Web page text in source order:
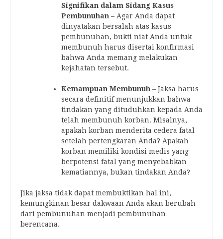
Signifikan dalam Sidang Kasus
Pembunuhan – Agar Anda dapat
dinyatakan bersalah atas kasus
pembunuhan, bukti niat Anda untuk
membunuh harus disertai konfirmasi
bahwa Anda memang melakukan
kejahatan tersebut.
Kemampuan Membunuh – Jaksa harus
secara definitif menunjukkan bahwa
tindakan yang dituduhkan kepada Anda
telah membunuh korban. Misalnya,
apakah korban menderita cedera fatal
setelah pertengkaran Anda? Apakah
korban memiliki kondisi medis yang
berpotensi fatal yang menyebabkan
kematiannya, bukan tindakan Anda?
Jika jaksa tidak dapat membuktikan hal ini,
kemungkinan besar dakwaan Anda akan berubah
dari pembunuhan menjadi pembunuhan
berencana.